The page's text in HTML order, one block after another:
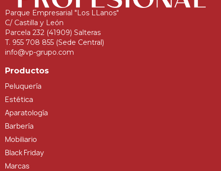
Parque Empresarial "Los LLanos"
C/ Castilla y León
Parcela 232 (41909) Salteras
T. 955 708 855 (Sede Central)
info@vp-grupo.com
Productos
Peluquería
Estética
Aparatología
Barbería
Mobiliario
Black Friday
Marcas